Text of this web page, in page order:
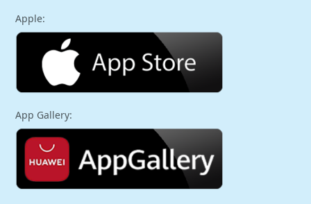
Apple:
App Gallery: